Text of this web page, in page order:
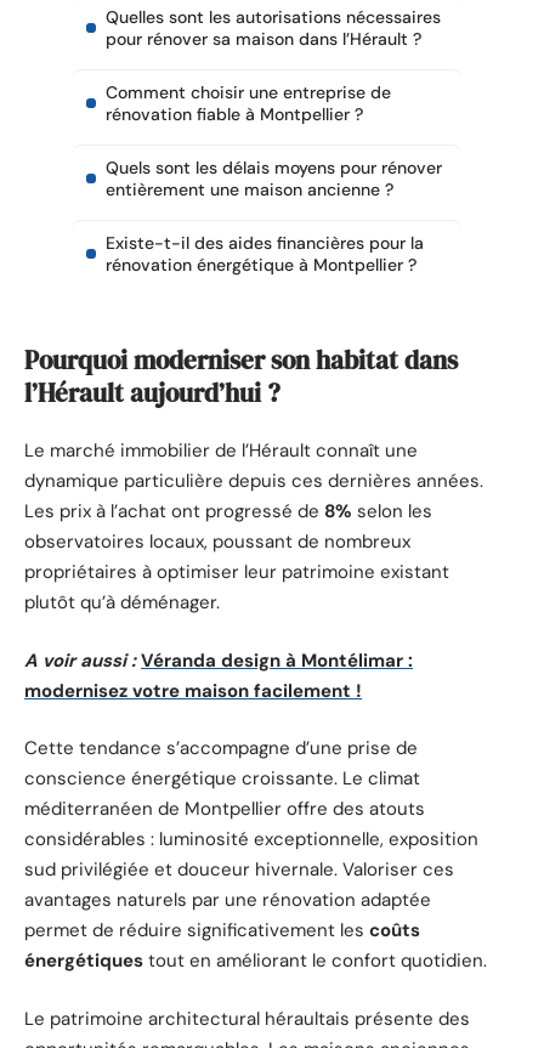
Quelles sont les autorisations nécessaires
pour rénover sa maison dans l’Hérault ?
Comment choisir une entreprise de
rénovation fiable à Montpellier ?
Quels sont les délais moyens pour rénover
entièrement une maison ancienne ?
Existe-t-il des aides financières pour la
rénovation énergétique à Montpellier ?
Pourquoi moderniser son habitat dans
l’Hérault aujourd’hui ?
Le marché immobilier de l’Hérault connaît une
dynamique particulière depuis ces dernières années.
Les prix à l’achat ont progressé de 8% selon les
observatoires locaux, poussant de nombreux
propriétaires à optimiser leur patrimoine existant
plutôt qu’à déménager.
A voir aussi : Véranda design à Montélimar :
modernisez votre maison facilement !
Cette tendance s’accompagne d’une prise de
conscience énergétique croissante. Le climat
méditerranéen de Montpellier offre des atouts
considérables : luminosité exceptionnelle, exposition
sud privilégiée et douceur hivernale. Valoriser ces
avantages naturels par une rénovation adaptée
permet de réduire significativement les coûts
énergétiques tout en améliorant le confort quotidien.
Le patrimoine architectural héraultais présente des